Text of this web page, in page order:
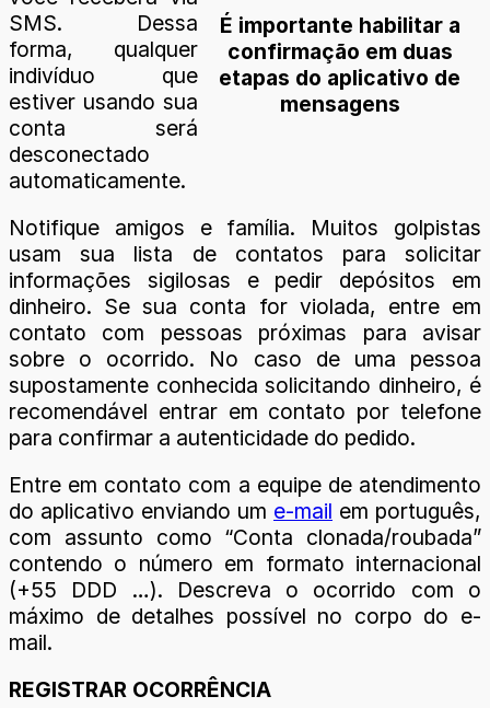
É importante habilitar a
confirmação em duas
etapas do aplicativo de
mensagens
SMS. Dessa
forma, qualquer
indivíduo que
estiver usando sua
conta será
desconectado
automaticamente.
Notifique amigos e família. Muitos golpistas
usam sua lista de contatos para solicitar
informações sigilosas e pedir depósitos em
dinheiro. Se sua conta for violada, entre em
contato com pessoas próximas para avisar
sobre o ocorrido. No caso de uma pessoa
supostamente conhecida solicitando dinheiro, é
recomendável entrar em contato por telefone
para confirmar a autenticidade do pedido.
Entre em contato com a equipe de atendimento
do aplicativo enviando um e-mail em português,
com assunto como “Conta clonada/roubada”
contendo o número em formato internacional
(+55 DDD …). Descreva o ocorrido com o
máximo de detalhes possível no corpo do e-
mail.
REGISTRAR OCORRÊNCIA